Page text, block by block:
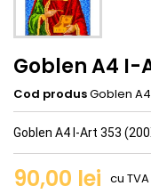
Goblen A4 I-
Cod produsGoblen
Goblen A4 I-Art 353
90,00 lei cu TVA